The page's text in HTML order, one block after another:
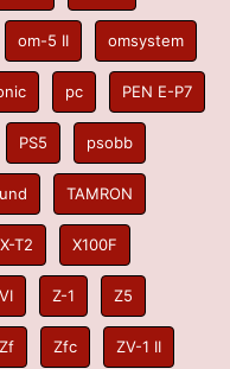
om-5 II omsystem
pc PEN E-P7
PS5 psobb
TAMRON
X-T2 X100F
Z-1 Z5
Zf Zfc ZV-1 II